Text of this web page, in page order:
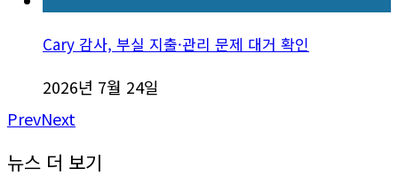
Cary 감사, 부실 지출·관리 문제 대거 확인
2026년 7월 24일
PrevNext
뉴스 더 보기